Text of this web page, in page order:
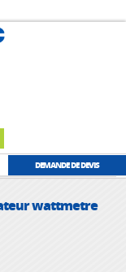
DEMANDE DE DEVIS
wattmetre